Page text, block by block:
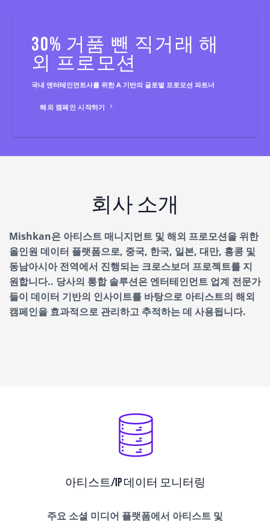
30% 거품 뺀 직거래 해
외 프로모션
국내 엔터테인먼트사를 위한 A 기반의 글로벌 프로모션 파트너
해외 캠페인 시작하기
회사 소개
Mishkan은 아티스트 매니지먼트 및 해외 프로모션을 위한
올인원 데이터 플랫폼으로, 중국, 한국, 일본, 대만, 홍콩 및
동남아시아 전역에서 진행되는 크로스보더 프로젝트를 지
원합니다.. 당사의 통합 솔루션은 엔터테인먼트 업계 전문가
들이 데이터 기반의 인사이트를 바탕으로 아티스트의 해외
캠페인을 효과적으로 관리하고 추적하는 데 사용됩니다.
아티스트/IP 데이터 모니터링
주요 소셜 미디어 플랫폼에서 아티스트 및